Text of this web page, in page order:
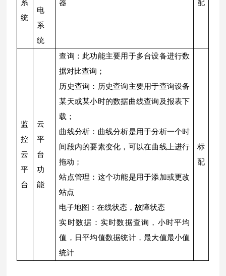
系
统
电
系
统
器
配
监
控
云
平
台
云
平
台
功
能
查询：此功能主要用于多台设备进行数
据对比查询；
历史查询：历史查询主要用于查询设备
某天或某小时的数据曲线查询及报表下
载；
曲线分析：曲线分析是用于分析一个时
间段内的要素变化，可以在曲线上进行
拖动；
站点管理：这个功能是用于添加或更改
站点
电子地图：在线状态，故障状态
实时数据：实时数据查询，小时平均
值，日平均值数据统计，最大值最小值
统计
标
配